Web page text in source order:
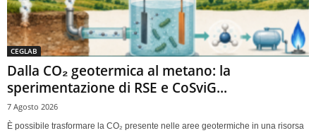
CEGLAB
Dalla CO₂ geotermica al metano: la
sperimentazione di RSE e CoSviG...
7 Agosto 2026
È possibile trasformare la CO₂ presente nelle aree geotermiche in una risorsa